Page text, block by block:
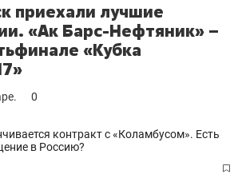
приехали лучшие
«Ак Барс-Нефтяник» –
«Кубка
0